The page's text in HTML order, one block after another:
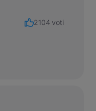
2104 voti